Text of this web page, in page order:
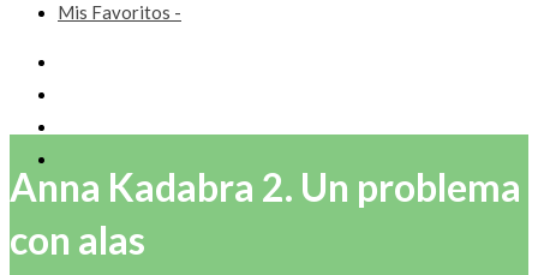
Mis Favoritos -
Anna Kadabra 2. Un problema
con alas